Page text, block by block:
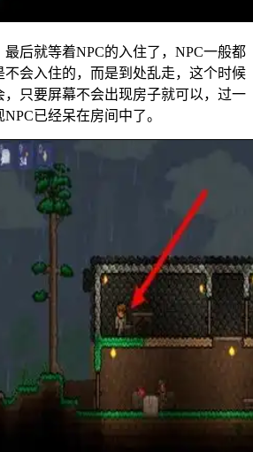
最后就等着NPC的入住了，NPC一般都
不会入住的，而是到处乱走，这个时候
，只要屏幕不会出现房子就可以，过一
已经呆在房间中了。